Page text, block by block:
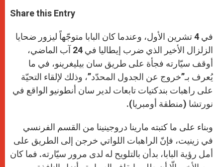
t
s
p
p
s
e
g
e
r
e
b
o
k
Share this Entry
في 4 تشرين الأول، وعندما كان البابا متوجّهاً ليزور ضحايا
الزلزال الأخير الذي ضرب إيطاليا في 24 آب الماضي،
أوقف سيّارته فجأة على طريق سان بيليغرينو، في ما
يُعرف بـ”خروج عن الجدول المحدّد”، وذلك لإلقاء التحيّة
على راهبات بندكتيات تابعات لدير سان أنطونيو الواقع في
نورتشا (منطقة أومبريا).
وبناء على ما كتبته مارينا دروجينينا من القسم الفرنسي
في زينيت، فإنّ الراهبات اللواتي خرجن إلى الطريق على
أمل رؤية البابا، بدأن بالتلويح له لدى مرور سيّارته. فما كان